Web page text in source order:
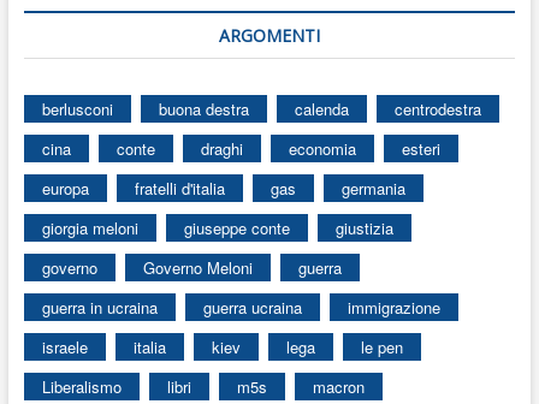
ARGOMENTI
berlusconi buona destra calenda
centrodestra
cina
conte draghi economia
esteri
europa
fratelli d'italia gas
germania
giorgia meloni
giuseppe conte
giustizia
governo
Governo Meloni
guerra
guerra in ucraina
guerra ucraina
immigrazione
israele
italia kiev lega
le pen
Liberalismo
libri m5s
macron